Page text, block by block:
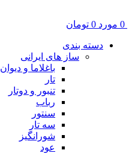
0 مورد 0 تومان
دسته بندی
ساز های ایرانی
باغلاما و دیوان
تار
تنبور و دوتار
رباب
سنتور
سه تار
شورانگیز
عود